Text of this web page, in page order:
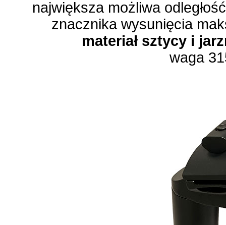
największa możliwa
znacznika wysunięcia
materiał sztycy i
waga